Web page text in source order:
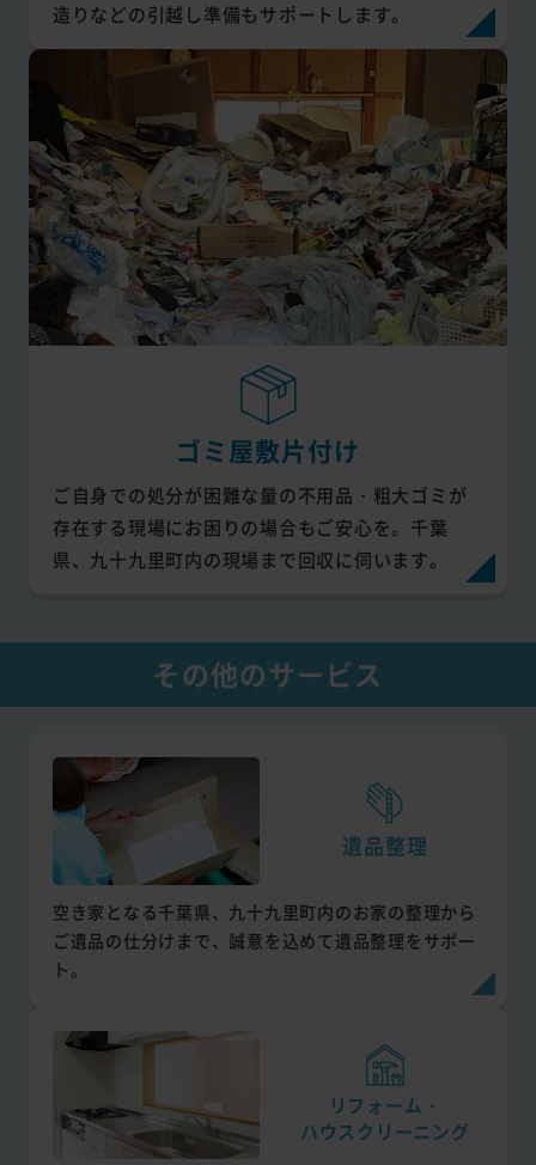
造りなどの引越し準備もサポートします。
ゴミ屋敷片付け
ご自身での処分が困難な量の不用品・粗大ゴミが
存在する現場にお困りの場合もご安心を。千葉
県、九十九里町内の現場まで回収に伺います。
その他のサービス
遺品整理
空き家となる千葉県、九十九里町内のお家の整理から
ご遺品の仕分けまで、誠意を込めて遺品整理をサポー
ト。
リフォーム・
ハウスクリーニング